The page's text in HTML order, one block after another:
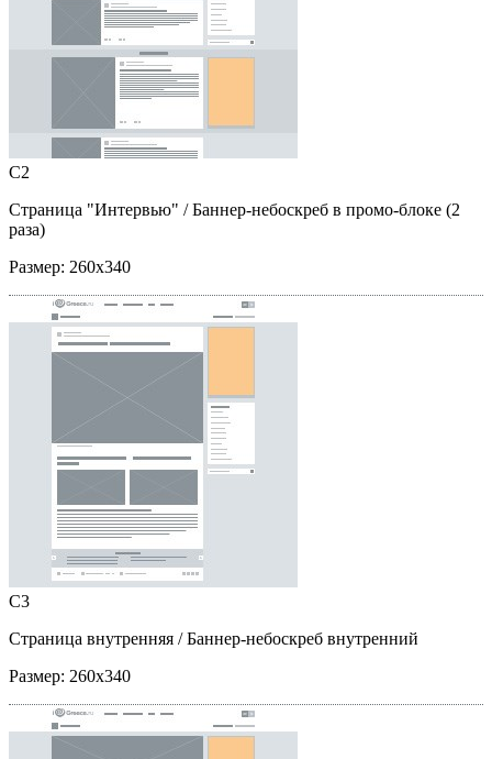
C2
Страница "Интервью" / Баннер-небоскреб в промо-блоке (2
раза)
Размер: 260x340
C3
Страница внутренняя / Баннер-небоскреб внутренний
Размер: 260x340